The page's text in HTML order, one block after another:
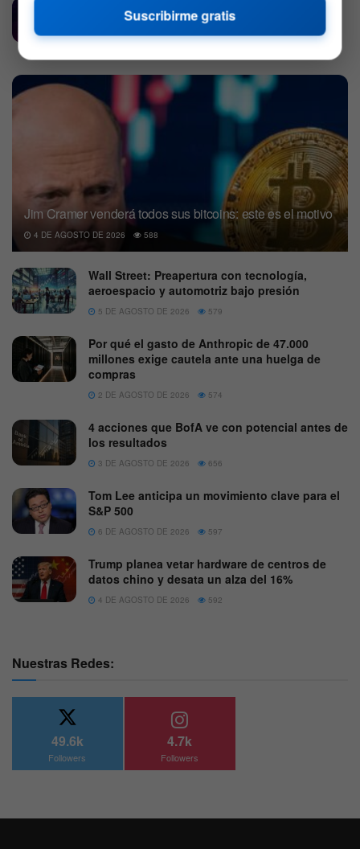
22 DE OCTUBRE DE 2022 528
Jim Cramer venderá todos sus bitcoins: este es el motivo
4 DE AGOSTO DE 2026 588
Wall Street: Preapertura con tecnología,
aeroespacio y automotriz bajo presión
5 DE AGOSTO DE 2026 579
Por qué el gasto de Anthropic de 47.000
millones exige cautela ante una huelga de
compras
2 DE AGOSTO DE 2026 574
4 acciones que BofA ve con potencial antes de
los resultados
3 DE AGOSTO DE 2026 656
Tom Lee anticipa un movimiento clave para el
S&P 500
6 DE AGOSTO DE 2026 597
Trump planea vetar hardware de centros de
datos chino y desata un alza del 16%
4 DE AGOSTO DE 2026 592
Nuestras Redes:
49.6k
Followers
4.7k
Followers
Suscribirme gratis